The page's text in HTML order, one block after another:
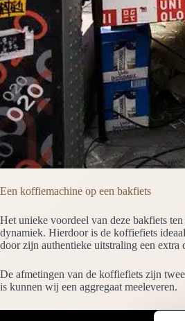
Een koffiemachine op een bakfiets
Het unieke voordeel van deze bakfiets
dynamiek. Hierdoor is de koffiefiets
door zijn authentieke uitstraling een extra
De afmetingen van de koffiefiets zijn
is kunnen wij een aggregaat meeleveren.